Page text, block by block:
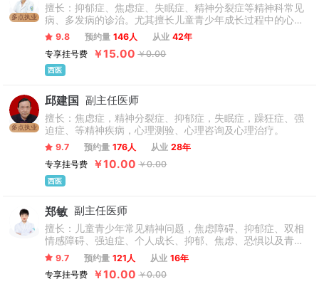
多点执业
擅长：抑郁症、焦虑症、失眠症、精神分裂症等精神科常见
病、多发病的诊治。尤其擅长儿童青少年成长过程中的心理
健康问题、青少年抑郁症、青少年网瘾、厌学、青少年人格
发育障碍、青春型精神分裂症的有效治疗，并在双相情感障
碍、婚姻咨询、情绪食疗方面拥有突出的成就。
9.8 预约量 146人 从业 42年
专享挂号费
￥15.00 ￥0.00
西医
多点执业
邱建国 副主任医师
擅长：焦虑症，精神分裂症、抑郁症，失眠症，躁狂症、强
迫症、等精神疾病，心理测验、心理咨询及心理治疗。
9.7 预约量 176人 从业 28年
专享挂号费
￥10.00 ￥0.00
西医
郑敏 副主任医师
擅长：儿童青少年常见精神问题，焦虑障碍、抑郁症、双相
情感障碍、强迫症、个人成长、抑郁、焦虑、恐惧以及青少
年学业、情绪等各类儿童青少年心理/情绪障碍；以及各类心
境障碍、难治性抑郁症、焦虑障碍等精神心理疾病的诊断与
治疗。
9.7 预约量 121人 从业 16年
专享挂号费
￥10.00 ￥0.00